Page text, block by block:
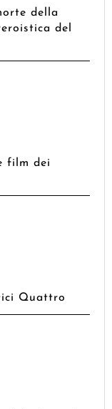
della
del
film dei
Quattro